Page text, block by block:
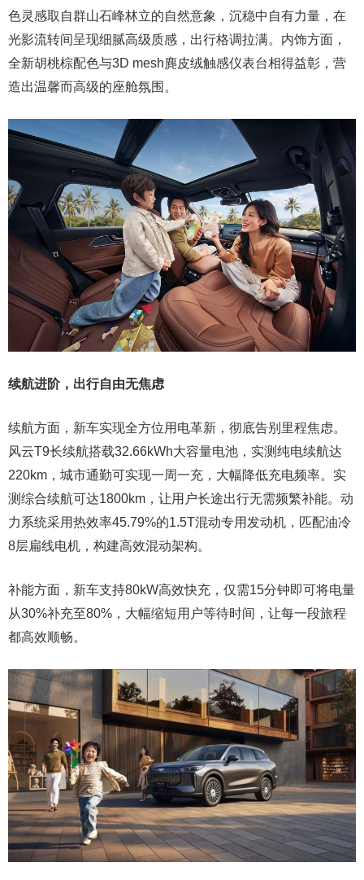
色灵感取自群山石峰林立的自然意象，沉稳中自有力量，在
光影流转间呈现细腻高级质感，出行格调拉满。内饰方面，
全新胡桃棕配色与3D mesh麂皮绒触感仪表台相得益彰，营
造出温馨而高级的座舱氛围。
续航进阶，出行自由无焦虑
续航方面，新车实现全方位用电革新，彻底告别里程焦虑。
风云T9长续航搭载32.66kWh大容量电池，实测纯电续航达
220km，城市通勤可实现一周一充，大幅降低充电频率。实
测综合续航可达1800km，让用户长途出行无需频繁补能。动
力系统采用热效率45.79%的1.5T混动专用发动机，匹配油冷
8层扁线电机，构建高效混动架构。
补能方面，新车支持80kW高效快充，仅需15分钟即可将电量
从30%补充至80%，大幅缩短用户等待时间，让每一段旅程
都高效顺畅。